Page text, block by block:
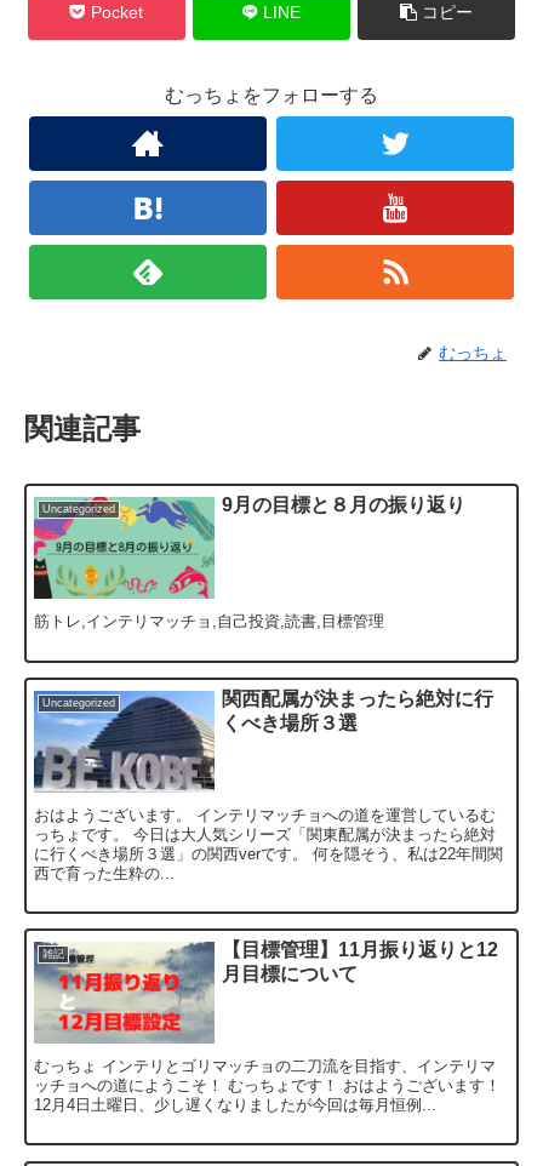
Pocket LINE コピー
むっちょをフォローする
むっちょ
関連記事
Uncategorized 9月の目標と８月の振り返り
筋トレ,インテリマッチョ,自己投資,読書,目標管理
Uncategorized
関西配属が決まったら絶対に行
くべき場所３選
おはようございます。 インテリマッチョへの道を運営しているむ
っちょです。 今日は大人気シリーズ「関東配属が決まったら絶対
に行くべき場所３選」の関西verです。 何を隠そう、私は22年間関
西で育った生粋の...
雑記
【目標管理】11月振り返りと12
月目標について
むっちょ インテリとゴリマッチョの二刀流を目指す、インテリマ
ッチョへの道にようこそ！ むっちょです！ おはようございます！
12月4日土曜日、少し遅くなりましたが今回は毎月恒例...